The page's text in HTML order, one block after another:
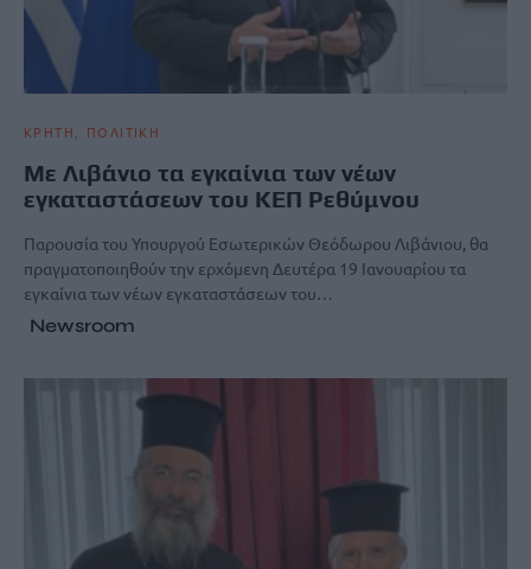
ΚΡΗΤΗ ΠΟΛΙΤΙΚΗ
Με Λιβάνιο τα εγκαίνια των νέων
εγκαταστάσεων του ΚΕΠ Ρεθύμνου
Παρουσία του Υπουργού Εσωτερικών Θεόδωρου Λιβάνιου, θα
πραγματοποιηθούν την ερχόμενη Δευτέρα 19 Ιανουαρίου τα
εγκαίνια των νέων εγκαταστάσεων του…
Newsroom